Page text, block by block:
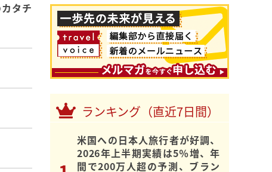
タチ
ランキング（直近7日間）
米国への日本人旅行者が好調、
2026年上半期実績は5％増、年
間で200万人超の予測、ブラン